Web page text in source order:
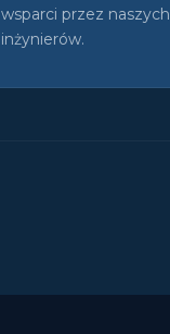
wsparci przez naszych
inżynierów.